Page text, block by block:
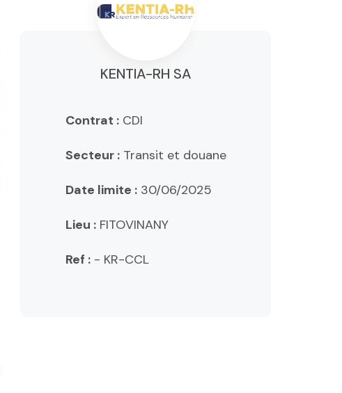
KENTIA-RH SA
Contrat :CDI
Secteur :Transit et douane
Date limite :30/06/2025
Lieu :FITOVINANY
Ref :- KR-CCL